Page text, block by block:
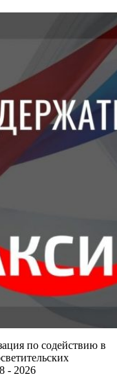
по содействию в
- 2026